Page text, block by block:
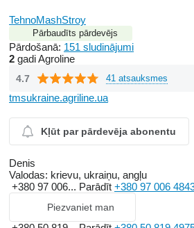
TehnoMashStroy
Pārbaudīts pārdevējs
Pārdošanā: 151 sludinājumi
2 gadi Agroline
4.7 41 atsauksmes
tmsukraine.agriline.ua
Kļūt par pārdevēja abonentu
Denis
Valodas: krievu, ukraiņu, angļu
+380 97 006... Parādīt +380 97 006
Piezvaniet man